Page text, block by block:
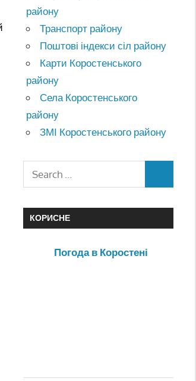
району
Транспорт району
Поштові індекси сіл району
Карти Коростенського
району
Села Коростенського
району
ЗМІ Коростенського району
КОРИСНЕ
Погода в Коростені